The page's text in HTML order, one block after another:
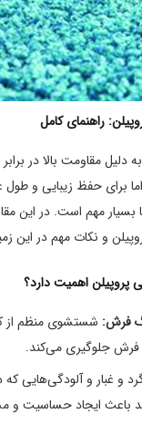
راهنمای کامل
دلیل مقاومت بالا در
برای حفظ زیبایی و طول
مهم است. در این
و نکات مهم در این
اهمیت دارد؟
فرش: شستشوی منظم از
فرش جلوگیری می‌کند.
و غبار و آلودگی‌هایی
باعث ایجاد حساسیت